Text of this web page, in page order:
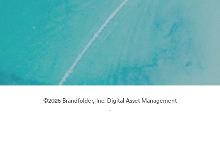
©2026 Brandfolder, Inc. Digital Asset Management
·